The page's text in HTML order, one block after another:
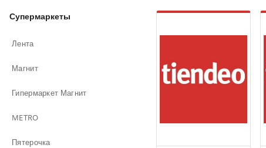
Супермаркеты
Лента
Магнит
Гипермаркет Магнит
METRO
Пятерочка